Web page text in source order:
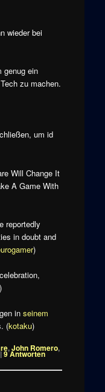
wieder bei
genug ein
zu machen.
um id
Will Change It
A Game With
reportedly
in doubt and
)
)
in seinem
(kotaku)
,John Romero,
|9Antworten